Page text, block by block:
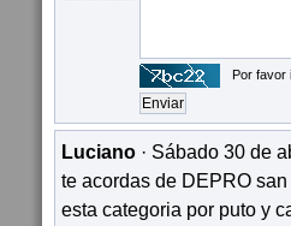
Por favor
Luciano · Sábado 30 de
te acordas de DEPRO
esta categoria por puto y